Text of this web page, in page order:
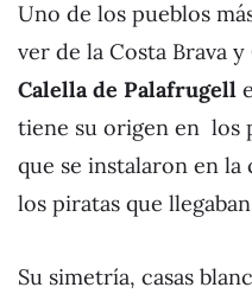
Uno de los pueblos
ver de la Costa Brava
Calella de Palafrugell
tiene su origen en los
que se instalaron en
los piratas que
Su simetría, casas